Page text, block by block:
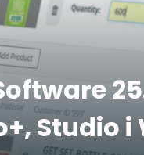
Studio i